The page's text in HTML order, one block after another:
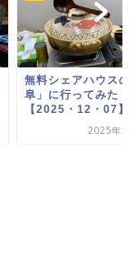
無料シェアハウスの
阜」に行ってみた
【2025・12・07】
2025年12